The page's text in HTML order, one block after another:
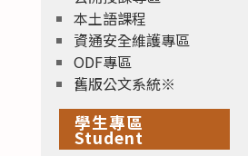
本土語課程
資通安全維護專區
ODF專區
舊版公文系統※
學生專區
Student